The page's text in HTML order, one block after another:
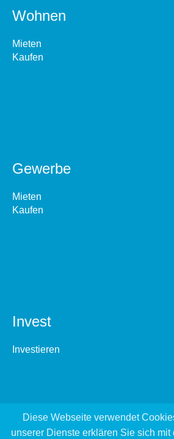
Wohnen
Mieten
Kaufen
Gewerbe
Mieten
Kaufen
Invest
Investieren
Diese Webseite verwendet
unserer Dienste erklären Sie sich mit